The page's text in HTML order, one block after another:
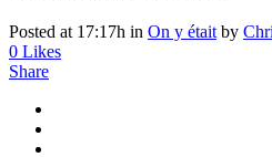
Posted at 17:17h in On y était by
0 Likes
Share